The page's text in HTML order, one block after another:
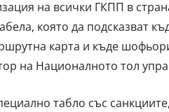
на всички ГКПП в
която да подсказват
карта и къде
на Националното тол
табло със